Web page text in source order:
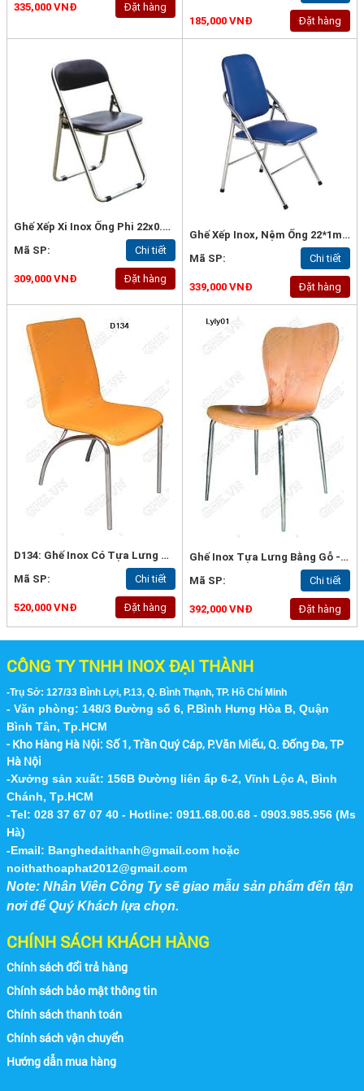
335,000 VNĐ Đặt hàng
185,000 VNĐ Đặt hàng
Ghế Xếp Xi Inox Ống Phi 22x0.9mm - G45
Mã SP:
Chi tiết
309,000 VNĐ Đặt hàng
Ghế Xếp Inox, Nệm Ống 22*1mm, Loại Tốt - G57
Mã SP:
Chi tiết
339,000 VNĐ Đặt hàng
D134: Ghế Inox Có Tựa Lưng Bằng Gỗ
Mã SP:
Chi tiết
520,000 VNĐ Đặt hàng
Ghế Inox Tựa Lưng Bằng Gỗ - Lyly01
Mã SP:
Chi tiết
392,000 VNĐ Đặt hàng
CÔNG TY TNHH INOX ĐẠI THÀNH
-Trụ Sở: 127/33 Bình Lợi, P.13, Q. Bình Thạnh, TP. Hồ Chí Minh
- Văn phòng: 148/3 Đường số 6, P.Bình Hưng Hòa B, Quận
Bình Tân, Tp.HCM
- Kho Hàng Hà Nội: Số 1, Trần Quý Cáp, P.Văn Miếu, Q. Đống Đa, TP
Hà Nội
-Xưởng sản xuất: 156B Đường liên ấp 6-2, Vĩnh Lộc A, Bình
Chánh, Tp.HCM
-Tel: 028 37 67 07 40 - Hotline: 0911.68.00.68 - 0903.985.956 (Ms
Hà)
-Email: Banghedaithanh@gmail.com hoặc
noithathoaphat2012@gmail.com
Note: Nhân Viên Công Ty sẽ giao mẫu sản phẩm đến tận
nơi để Quý Khách lựa chọn.
CHÍNH SÁCH KHÁCH HÀNG
Chính sách đổi trả hàng
Chính sách bảo mật thông tin
Chính sách thanh toán
Chính sách vận chuyển
Hướng dẫn mua hàng